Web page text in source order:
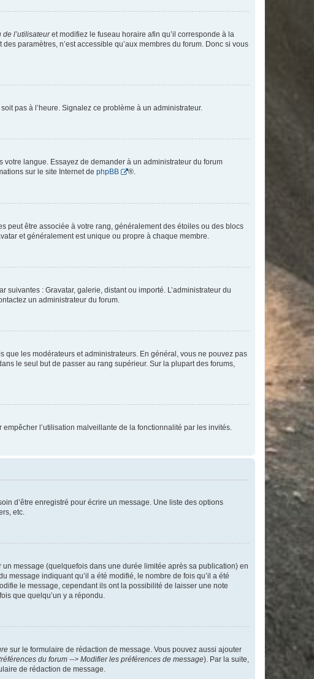
de l’utilisateuret modifiez le fuseau horaire afin qu’il corresponde à la
paramètres, n’est accessible qu’aux membres du forum. Donc si vous
pas à l’heure. Signalez ce problème à un administrateur.
votre langue. Essayez de demander à un administrateur du forum
sur le site Internet de phpBB ®.
peut être associée à votre rang, généralement des étoiles ou des blocs
et généralement est unique ou propre à chaque membre.
suivantes : Gravatar, galerie, distant ou importé. L’administrateur du
un administrateur du forum.
que les modérateurs et administrateurs. En général, vous ne pouvez pas
le seul but de passer au rang supérieur. Sur la plupart des forums,
l’utilisation malveillante de la fonctionnalité par les invités.
d’être enregistré pour écrire un message. Une liste des options
etc.
message (quelquefois dans une durée limitée après sa publication) en
message indiquant qu’il a été modifié, le nombre de fois qu’il a été
le message, cependant ils ont la possibilité de laisser une note
que quelqu’un y a répondu.
sur le formulaire de rédaction de message. Vous pouvez aussi ajouter
du forum --> Modifier les préférences de message). Par la suite,
de rédaction de message.